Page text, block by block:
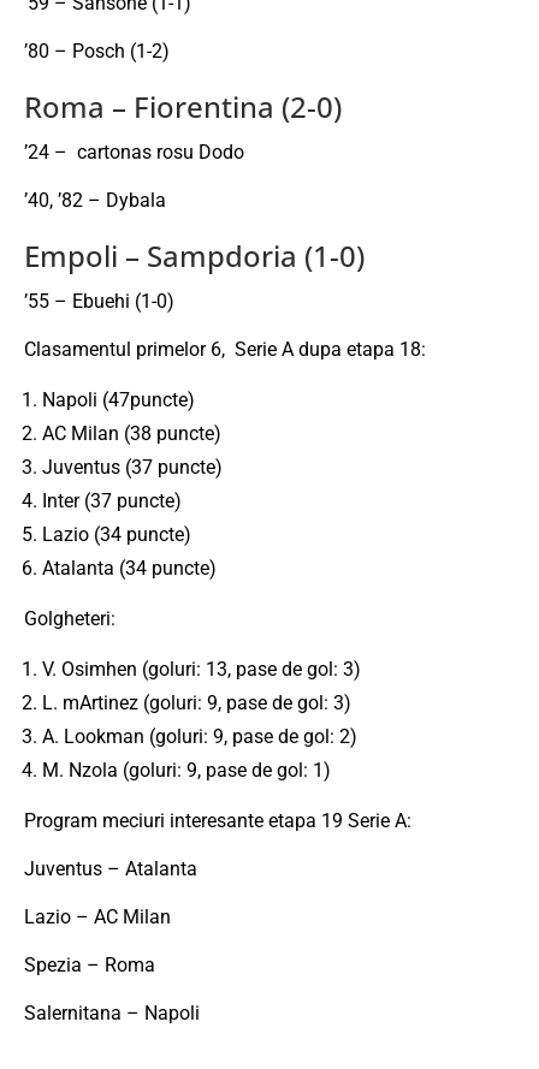
’80 – Posch (1-2)
Roma – Fiorentina (2-0)
’24 – cartonas rosu Dodo
’40, ’82 – Dybala
Empoli – Sampdoria (1-0)
’55 – Ebuehi (1-0)
Clasamentul primelor 6, Serie A dupa etapa 18:
Napoli (47puncte)
AC Milan (38 puncte)
Juventus (37 puncte)
Inter (37 puncte)
Lazio (34 puncte)
Atalanta (34 puncte)
Golgheteri:
V. Osimhen (goluri: 13, pase de gol: 3)
L. mArtinez (goluri: 9, pase de gol: 3)
A. Lookman (goluri: 9, pase de gol: 2)
M. Nzola (goluri: 9, pase de gol: 1)
Program meciuri interesante etapa 19 Serie A:
Juventus – Atalanta
Lazio – AC Milan
Spezia – Roma
Salernitana – Napoli